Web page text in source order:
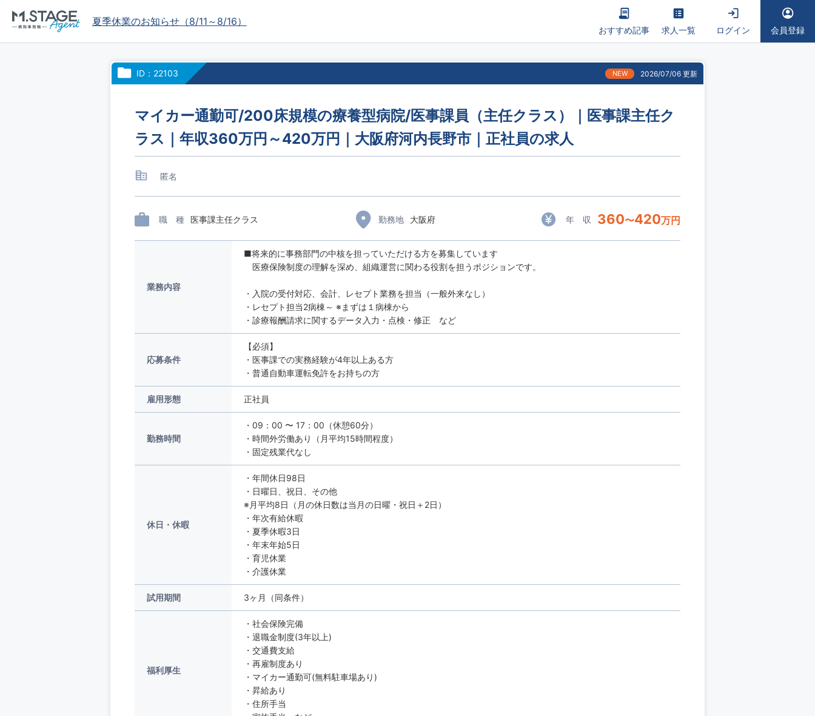
夏季休業のお知らせ（8/11～8/16）
おすすめ記事 求人一覧 ログイン 会員登録
ID：22103 NEW 2026/07/06 更新
マイカー通勤可/200床規模の療養型病院/医事課員（主任クラス）｜医事課主任ク
ラス｜年収360万円～420万円｜大阪府河内長野市｜正社員の求人
匿名
職 種 医事課主任クラス 勤務地 大阪府 年 収 360〜420万円
業務内容
■将来的に事務部門の中核を担っていただける方を募集しています
医療保険制度の理解を深め、組織運営に関わる役割を担うポジションです。
・入院の受付対応、会計、レセプト業務を担当（一般外来なし）
・レセプト担当2病棟～ ※まずは１病棟から
・診療報酬請求に関するデータ入力・点検・修正 など
応募条件
【必須】
・医事課での実務経験が4年以上ある方
・普通自動車運転免許をお持ちの方
雇用形態 正社員
勤務時間
・09：00 〜 17：00（休憩60分）
・時間外労働あり（月平均15時間程度）
・固定残業代なし
休日・休暇
・年間休日98日
・日曜日、祝日、その他
※月平均8日（月の休日数は当月の日曜・祝日＋2日）
・年次有給休暇
・夏季休暇3日
・年末年始5日
・育児休業
・介護休業
試用期間 3ヶ月（同条件）
福利厚生
・社会保険完備
・退職金制度(3年以上)
・交通費支給
・再雇制度あり
・マイカー通勤可(無料駐車場あり)
・昇給あり
・住所手当